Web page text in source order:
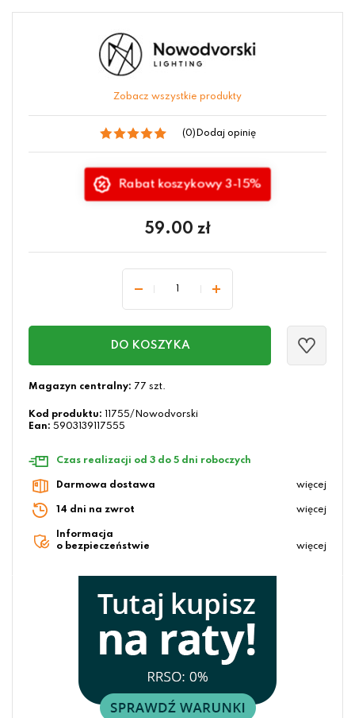
Zobacz wszystkie produkty
(0) Dodaj opinię
Rabat koszykowy 3-15%
59.00 zł
DO KOSZYKA
Magazyn centralny: 77 szt.
Kod produktu:
11755/Nowodvorski
Ean: 5903139117555
Czas realizacji od 3 do 5 dni roboczych
Darmowa dostawa więcej
14 dni na zwrot więcej
Informacja
o bezpieczeństwie
więcej